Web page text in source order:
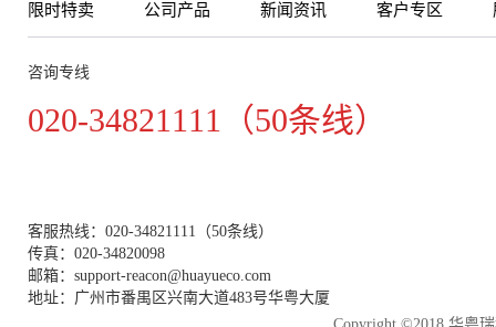
限时特卖 公司产品 新闻资讯 客户专区
咨询专线
020-34821111（50条线）
客服热线：020-34821111（50条线）
传真：020-34820098
邮箱：support-reacon@huayueco.com
地址：广州市番禺区兴南大道483号华粤大厦